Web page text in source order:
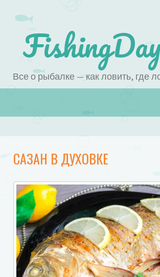
Все о рыбалке — как ловить, где
САЗАН В ДУХОВКЕ